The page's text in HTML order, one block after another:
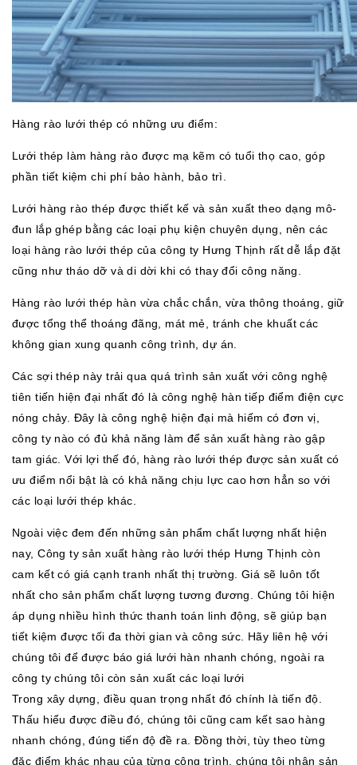
Hàng rào lưới thép có những ưu điểm:
Lưới thép làm hàng rào được mạ kẽm có tuổi thọ cao, góp
phần tiết kiệm chi phí bảo hành, bảo trì.
Lưới hàng rào thép được thiết kế và sản xuất theo dạng mô-
đun lắp ghép bằng các loại phụ kiện chuyên dụng, nên các
loại hàng rào lưới thép của công ty Hưng Thịnh rất dễ lắp đặt
cũng như tháo dỡ và di dời khi có thay đổi công năng.
Hàng rào lưới thép hàn vừa chắc chắn, vừa thông thoáng, giữ
được tổng thể thoáng đãng, mát mẻ, tránh che khuất các
không gian xung quanh công trình, dự án.
Các sợi thép này trải qua quá trình sản xuất với công nghệ
tiên tiến hiện đại nhất đó là công nghệ hàn tiếp điểm điện cực
nóng chảy. Đây là công nghệ hiện đại mà hiếm có đơn vị,
công ty nào có đủ khả năng làm để sản xuất hàng rào gập
tam giác. Với lợi thế đó, hàng rào lưới thép được sản xuất có
ưu điểm nổi bật là có khả năng chịu lực cao hơn hẳn so với
các loại lưới thép khác.
Ngoài việc đem đến những sản phẩm chất lượng nhất hiện
nay, Công ty sản xuất hàng rào lưới thép Hưng Thịnh còn
cam kết có giá cạnh tranh nhất thị trường. Giá sẽ luôn tốt
nhất cho sản phẩm chất lượng tương đương. Chúng tôi hiện
áp dụng nhiều hình thức thanh toán linh động, sẽ giúp bạn
tiết kiệm được tối đa thời gian và công sức. Hãy liên hệ với
chúng tôi để được báo giá lưới hàn nhanh chóng, ngoài ra
công ty chúng tôi còn sản xuất các loại lưới
Trong xây dựng, điều quan trọng nhất đó chính là tiến độ.
Thấu hiểu được điều đó, chúng tôi cũng cam kết sao hàng
nhanh chóng, đúng tiến độ đề ra. Đồng thời, tùy theo từng
đặc điểm khác nhau của từng công trình, chúng tôi nhận sản